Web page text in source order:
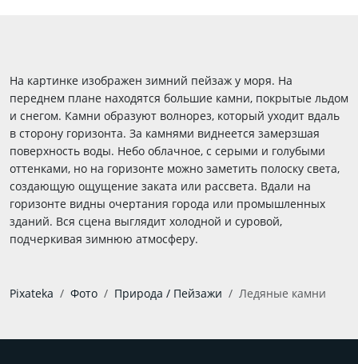
На картинке изображен зимний пейзаж у моря. На
переднем плане находятся большие камни, покрытые льдом
и снегом. Камни образуют волнорез, который уходит вдаль
в сторону горизонта. За камнями виднеется замерзшая
поверхность воды. Небо облачное, с серыми и голубыми
оттенками, но на горизонте можно заметить полоску света,
создающую ощущение заката или рассвета. Вдали на
горизонте видны очертания города или промышленных
зданий. Вся сцена выглядит холодной и суровой,
подчеркивая зимнюю атмосферу.
Pixateka Фото Природа / Пейзажи Ледяные камни